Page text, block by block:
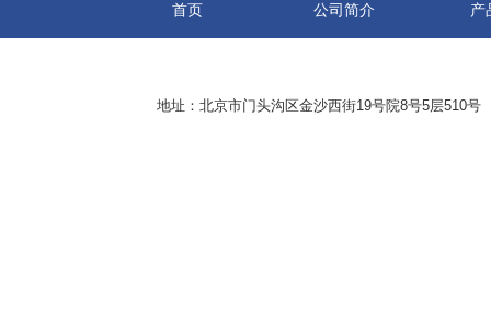
首页 公司简介 产
地址：北京市门头沟区金沙西街19号院8号5层510